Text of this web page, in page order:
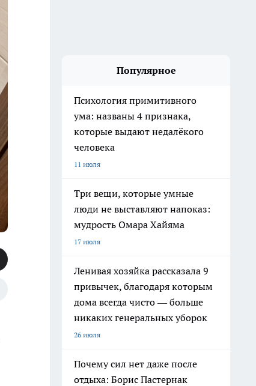
Популярное
Психология примитивного
ума: названы 4 признака,
которые выдают недалёкого
человека
11 июля
Три вещи, которые умные
люди не выставляют напоказ:
мудрость Омара Хайяма
17 июля
Ленивая хозяйка рассказала 9
привычек, благодаря которым
дома всегда чисто — больше
никаких генеральных уборок
26 июля
Почему сил нет даже после
отдыха: Борис Пастернак